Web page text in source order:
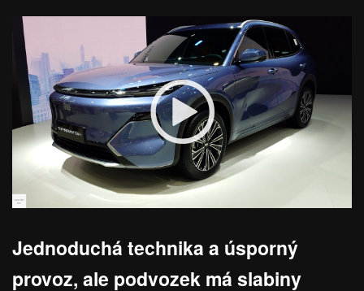
Jednoduchá technika a úsporný
provoz, ale podvozek má slabiny